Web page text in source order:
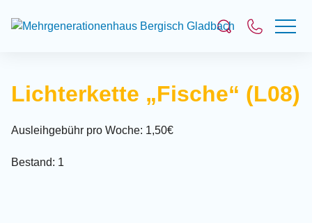
Lichterkette „Fische“ (L08)
Ausleihgebühr pro Woche: 1,50€
Bestand: 1